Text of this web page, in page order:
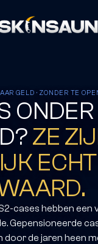
GELD · ZONDER TE
ZE
cases hebben een
Gepensioneerde
door de jaren heen